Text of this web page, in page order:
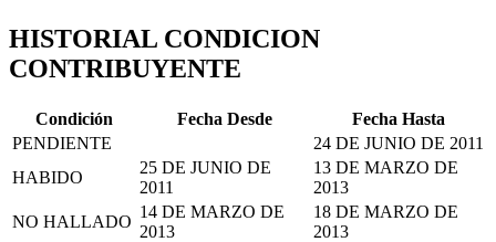
HISTORIAL CONDICION
CONTRIBUYENTE
Condición Fecha Desde
Fecha Hasta
PENDIENTE
24 DE JUNIO DE 2011
HABIDO
25 DE JUNIO DE
2011
13 DE MARZO DE
2013
NO HALLADO
14 DE MARZO DE
2013
18 DE MARZO DE
2013